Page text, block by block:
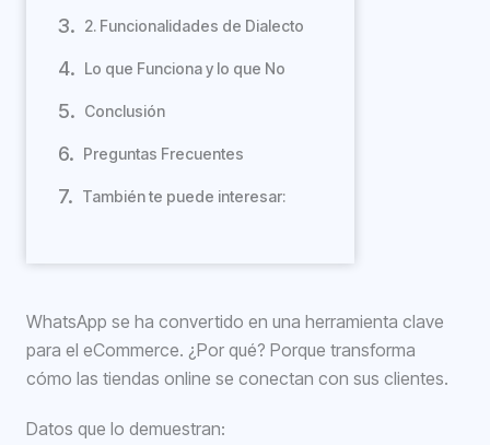
2. Funcionalidades de Dialecto
Lo que Funciona y lo que No
Conclusión
Preguntas Frecuentes
También te puede interesar:
WhatsApp se ha convertido en una herramienta clave
para el eCommerce. ¿Por qué? Porque transforma
cómo las tiendas online se conectan con sus clientes.
Datos que lo demuestran: